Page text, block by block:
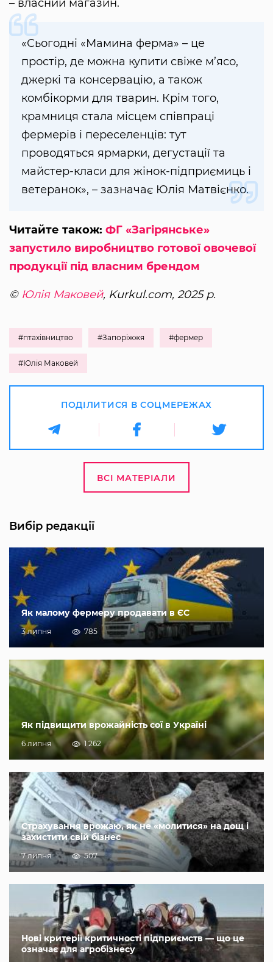
– власний магазин.
«Сьогодні «Мамина ферма» – це
простір, де можна купити свіже м’ясо,
джеркі та консервацію, а також
комбікорми для тварин. Крім того,
крамниця стала місцем співпраці
фермерів і переселенців: тут
проводяться ярмарки, дегустації та
майстер-класи для жінок-підприємиць і
ветеранок», – зазначає Юлія Матвієнко.
Читайте також: ФГ «Загірянське»
запустило виробництво готової овочевої
продукції під власним брендом
© Юлія Маковей, Kurkul.com, 2025 р.
#птахівництво #Запоріжжя #фермер
#Юлія Маковей
ПОДІЛИТИСЯ В СОЦМЕРЕЖАХ
ВСІ МАТЕРІАЛИ
Вибір редакції
Як малому фермеру продавати в ЄС
3 липня 785
Як підвищити врожайність сої в Україні
6 липня 1 262
Страхування врожаю, як не «молитися» на дощ і
захистити свій бізнес
7 липня 507
Нові критерії критичності підприємств — що це
означає для агробізнесу